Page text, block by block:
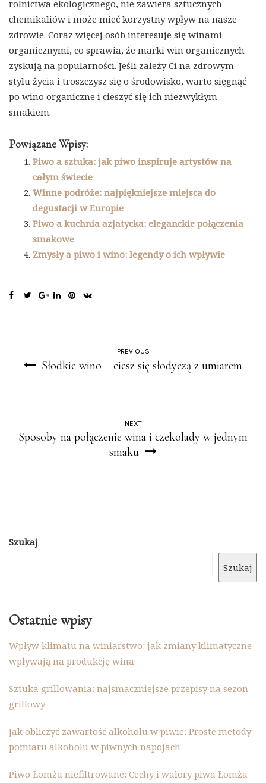
rolnictwa ekologicznego, nie zawiera sztucznych
chemikaliów i może mieć korzystny wpływ na nasze
zdrowie. Coraz więcej osób interesuje się winami
organicznymi, co sprawia, że marki win organicznych
zyskują na popularności. Jeśli zależy Ci na zdrowym
stylu życia i troszczysz się o środowisko, warto sięgnąć
po wino organiczne i cieszyć się ich niezwykłym
smakiem.
Powiązane Wpisy:
Piwo a sztuka: jak piwo inspiruje artystów na
całym świecie
Winne podróże: najpiękniejsze miejsca do
degustacji w Europie
Piwo a kuchnia azjatycka: eleganckie połączenia
smakowe
Zmysły a piwo i wino: legendy o ich wpływie
PREVIOUS
Słodkie wino – ciesz się słodyczą z umiarem
NEXT
Sposoby na połączenie wina i czekolady w jednym
smaku
Szukaj
Szukaj
Ostatnie wpisy
Wpływ klimatu na winiarstwo: jak zmiany klimatyczne
wpływają na produkcję wina
Sztuka grillowania: najsmaczniejsze przepisy na sezon
grillowy
Jak obliczyć zawartość alkoholu w piwie: Proste metody
pomiaru alkoholu w piwnych napojach
Piwo Łomża niefiltrowane: Cechy i walory piwa Łomża